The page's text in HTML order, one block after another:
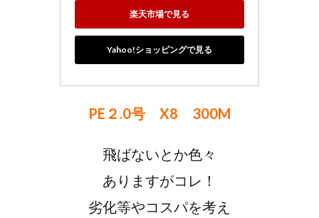
楽天市場で見る
Yahoo!ショッピングで見る
PE２.0号 X8 300M
飛ばないとか色々
ありますがコレ！
劣化等やコスパを考え